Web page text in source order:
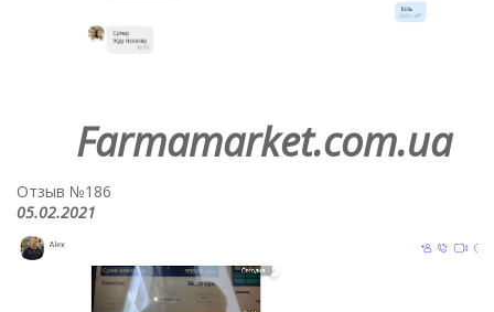
Farmamarket.com.ua
Отзыв №186
05.02.2021